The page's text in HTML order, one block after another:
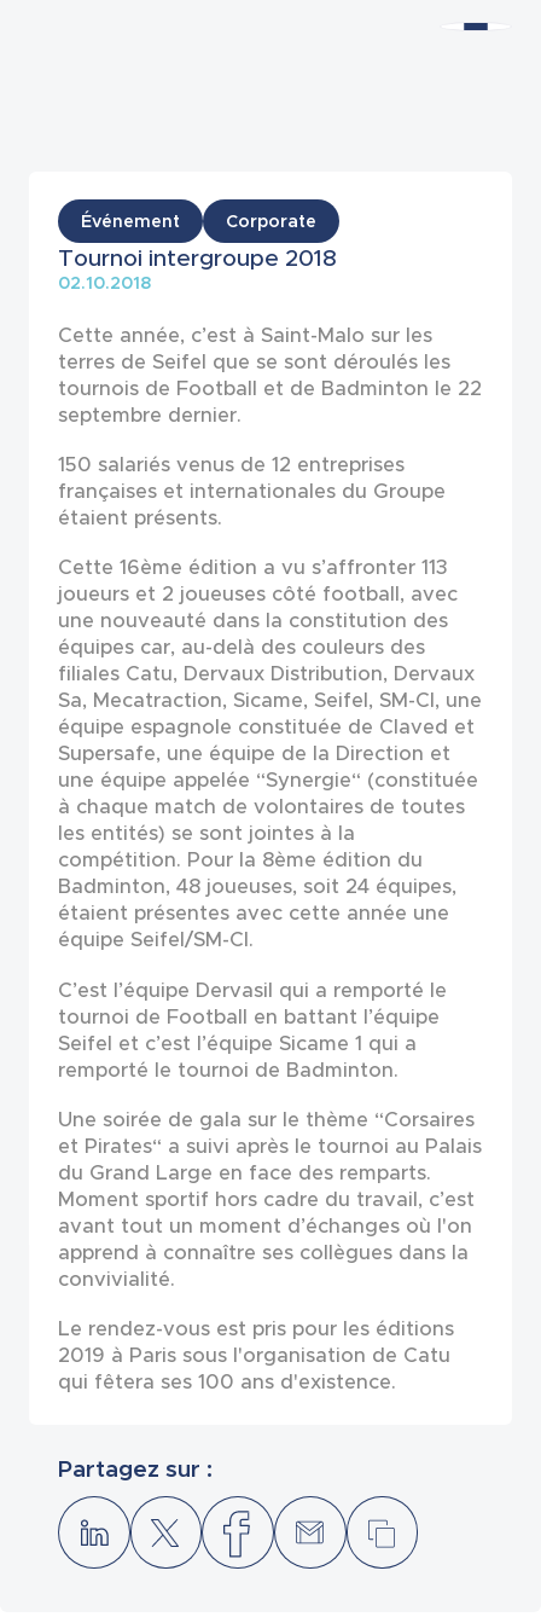
Actualités
Événement Corporate
Tournoi intergroupe 2018
02.10.2018
Partagez sur :
Cette année, c’est à Saint-Malo sur les
terres de Seifel que se sont déroulés les
tournois de Football et de Badminton le 22
septembre dernier.
150 salariés venus de 12 entreprises
françaises et internationales du Groupe
étaient présents.
Cette 16ème édition a vu s’affronter 113
joueurs et 2 joueuses côté football, avec
une nouveauté dans la constitution des
équipes car, au-delà des couleurs des
filiales Catu, Dervaux Distribution, Dervaux
Sa, Mecatraction, Sicame, Seifel, SM-CI, une
équipe espagnole constituée de Claved et
Supersafe, une équipe de la Direction et
une équipe appelée “Synergie“ (constituée
à chaque match de volontaires de toutes
les entités) se sont jointes à la
compétition. Pour la 8ème édition du
Badminton, 48 joueuses, soit 24 équipes,
étaient présentes avec cette année une
équipe Seifel/SM-CI.
C’est l’équipe Dervasil qui a remporté le
tournoi de Football en battant l’équipe
Seifel et c’est l’équipe Sicame 1 qui a
remporté le tournoi de Badminton.
Une soirée de gala sur le thème “Corsaires
et Pirates“ a suivi après le tournoi au Palais
du Grand Large en face des remparts.
Moment sportif hors cadre du travail, c’est
avant tout un moment d’échanges où l'on
apprend à connaître ses collègues dans la
convivialité.
Le rendez-vous est pris pour les éditions
2019 à Paris sous l'organisation de Catu
qui fêtera ses 100 ans d'existence.